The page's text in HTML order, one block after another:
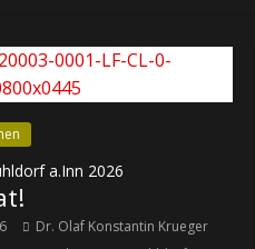
a.Inn 2026
Dr. Olaf Konstantin Krueger